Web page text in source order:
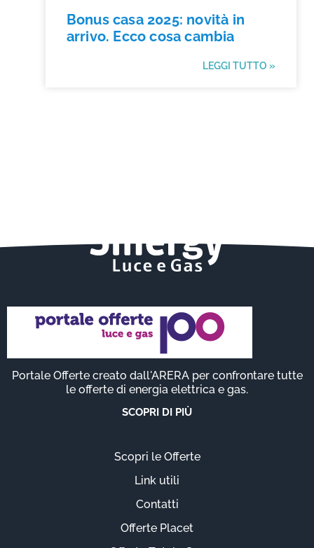
Bonus casa 2025: novità in
arrivo. Ecco cosa cambia
LEGGI TUTTO »
Portale Offerte creato dall'ARERA per confrontare tutte
le offerte di energia elettrica e gas.
SCOPRI DI PIÙ
Scopri le Offerte
Link utili
Contatti
Offerte Placet